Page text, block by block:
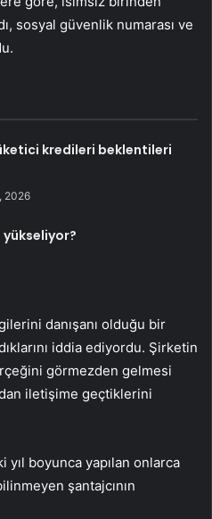
sosyal güvenlik numarası ve
kredileri beklentileri
2026
danışanı olduğu bir
iddia ediyordu. Şirketin
görmezden gelmesi
iletişime geçtiklerini
yıl boyunca yapılan onlarca
şantajcının